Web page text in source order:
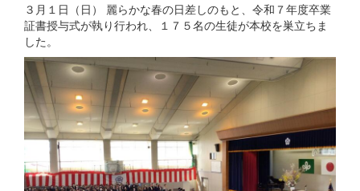
３月１日（日） 麗らかな春の日差しのもと、令和７年度卒業
証書授与式が執り行われ、１７５名の生徒が本校を巣立ちま
した。